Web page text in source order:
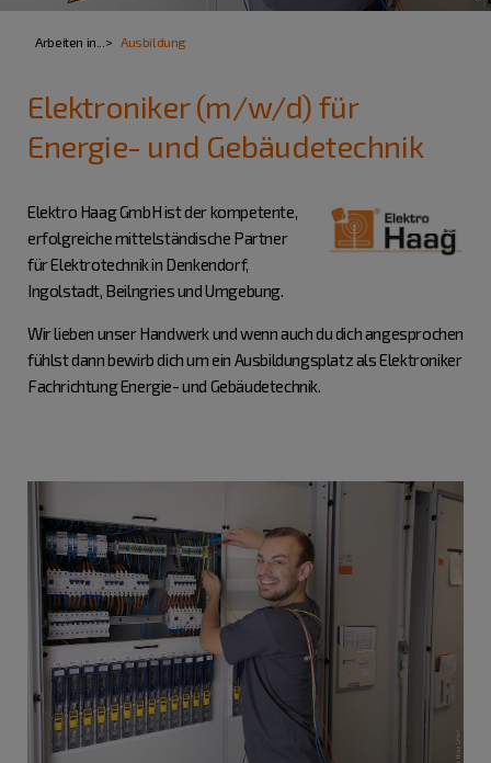
Arbeiten in... Ausbildung
Elektroniker (m/w/d) für
Energie- und Gebäudetechnik
Elektro Haag GmbH ist der kompetente,
erfolgreiche mittelständische Partner
für Elektrotechnik in Denkendorf,
Ingolstadt, Beilngries und Umgebung.
Wir lieben unser Handwerk und wenn auch du dich angesprochen
fühlst dann bewirb dich um ein Ausbildungsplatz als Elektroniker
Fachrichtung Energie- und Gebäudetechnik.